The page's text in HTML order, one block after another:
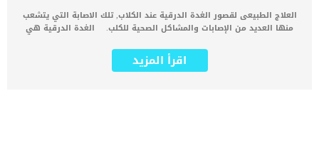
العلاج الطبيعى لقصور الغدة الدرقية عند الكلاب, تلك الاصابة التي يتشعب
منها العديد من الإصابات والمشاكل الصحية للكلب. الغدة الدرقية هي
متوازن. كما تعتبر الغدة الدرقية مسؤولة عن إنتاج مجموعة متنوعة من
الهرمونات التي تساعد على تنظيم عدة وظائف فى الجسم عند الكلاب. أي
اقرأ المزيد